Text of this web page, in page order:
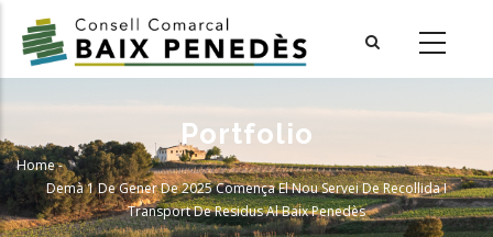
main
Portfolio
Breadcrumb
Home-
Demà 1 De Gener De 2025 Comença El Nou Servei De Recollida I
Transport De Residus Al Baix Penedès